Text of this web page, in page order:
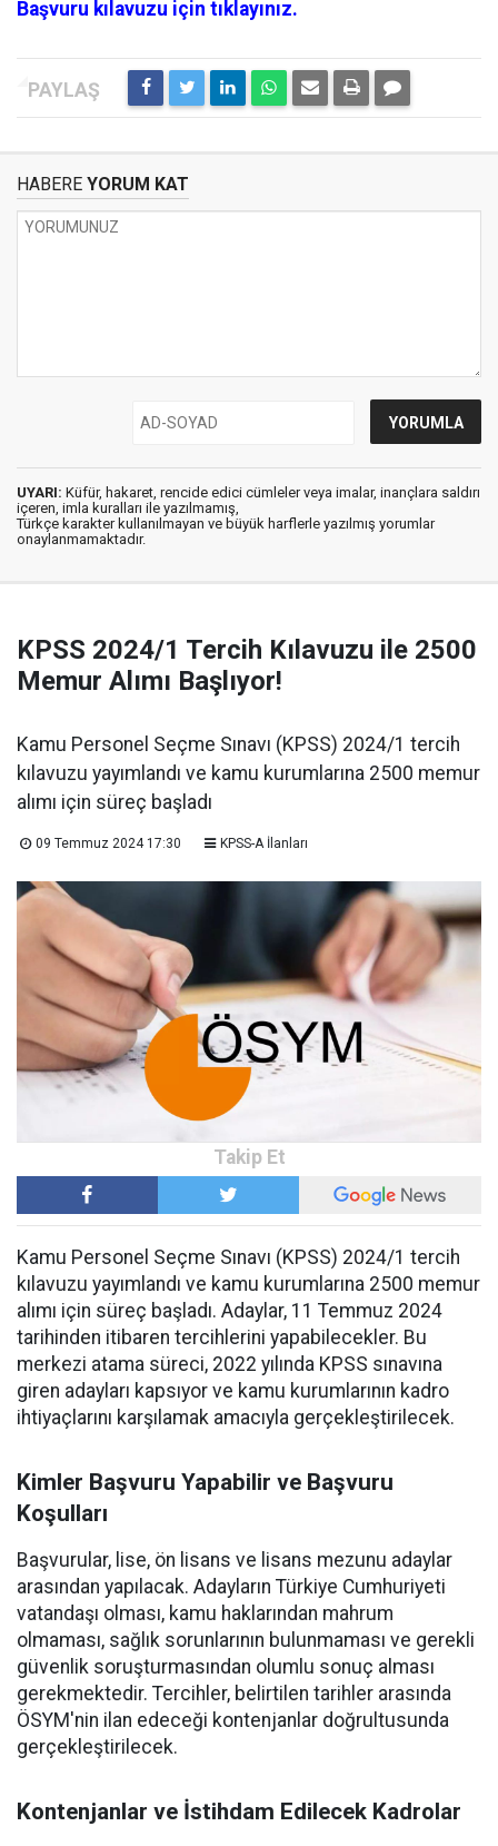
Başvuru kılavuzu için tıklayınız.
HABERE YORUM KAT
UYARI: Küfür, hakaret, rencide edici cümleler veya imalar, inançlara saldırı
içeren, imla kuralları ile yazılmamış,
Türkçe karakter kullanılmayan ve büyük harflerle yazılmış yorumlar
onaylanmamaktadır.
KPSS 2024/1 Tercih Kılavuzu ile 2500
Memur Alımı Başlıyor!
Kamu Personel Seçme Sınavı (KPSS) 2024/1 tercih
kılavuzu yayımlandı ve kamu kurumlarına 2500 memur
alımı için süreç başladı
09 Temmuz 2024 17:30 KPSS-A İlanları
Kamu Personel Seçme Sınavı (KPSS) 2024/1 tercih
kılavuzu yayımlandı ve kamu kurumlarına 2500 memur
alımı için süreç başladı. Adaylar, 11 Temmuz 2024
tarihinden itibaren tercihlerini yapabilecekler. Bu
merkezi atama süreci, 2022 yılında KPSS sınavına
giren adayları kapsıyor ve kamu kurumlarının kadro
ihtiyaçlarını karşılamak amacıyla gerçekleştirilecek.
Kimler Başvuru Yapabilir ve Başvuru
Koşulları
Başvurular, lise, ön lisans ve lisans mezunu adaylar
arasından yapılacak. Adayların Türkiye Cumhuriyeti
vatandaşı olması, kamu haklarından mahrum
olmaması, sağlık sorunlarının bulunmaması ve gerekli
güvenlik soruşturmasından olumlu sonuç alması
gerekmektedir. Tercihler, belirtilen tarihler arasında
ÖSYM'nin ilan edeceği kontenjanlar doğrultusunda
gerçekleştirilecek.
Kontenjanlar ve İstihdam Edilecek Kadrolar